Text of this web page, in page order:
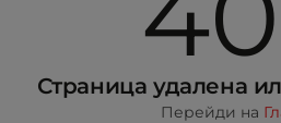
Страница удалена
Перейди на